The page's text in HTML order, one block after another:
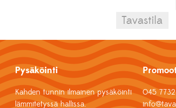
Tavastila
Pysäköinti
Kahden tunnin ilmainen pysäköinti
lämmitetyssä hallissa.
045 7732